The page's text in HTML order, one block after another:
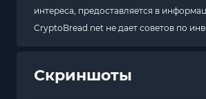
интереса, предоставляется в
CryptoBread.net не дает советов по
Скриншоты